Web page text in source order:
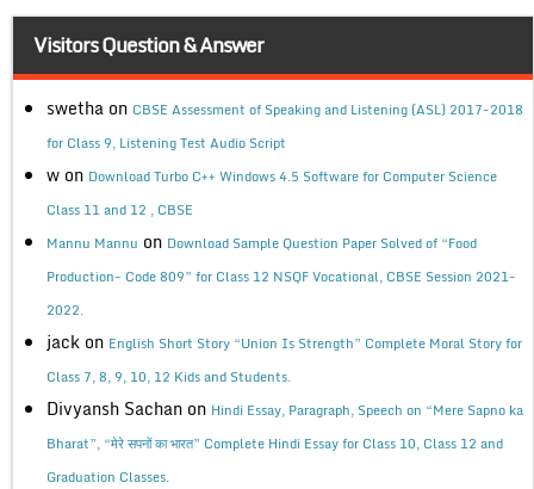
Visitors Question & Answer
swetha on CBSE Assessment of Speaking and Listening (ASL) 2017-2018
for Class 9, Listening Test Audio Script
w on Download Turbo C++ Windows 4.5 Software for Computer Science
Class 11 and 12 , CBSE
Mannu Mannu on Download Sample Question Paper Solved of “Food
Production- Code 809” for Class 12 NSQF Vocational, CBSE Session 2021-
2022.
jack on English Short Story “Union Is Strength” Complete Moral Story for
Class 7, 8, 9, 10, 12 Kids and Students.
Divyansh Sachan on Hindi Essay, Paragraph, Speech on “Mere Sapno ka
Bharat”, “मेरे सपनों का भारत” Complete Hindi Essay for Class 10, Class 12 and
Graduation Classes.